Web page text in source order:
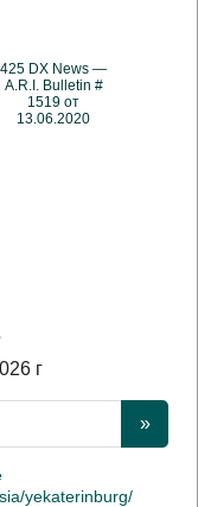
425 DX News —
A.R.I. Bulletin #
1519 от
13.06.2020
г
yekaterinburg/